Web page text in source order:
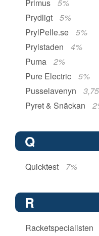
Primus
5%
Prydligt
5%
PrylPelle.se
5%
Prylstaden
4%
Puma
2%
Pure Electric
5%
Pusselavenyn
Pyret & Snäckan
Q
Quicktest 7%
R
Racketspecialisten